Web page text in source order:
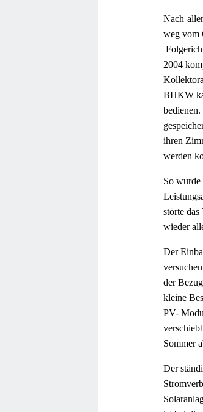
Nach
weg vom
2004
BHKW
ihren
werden
So
störte
wieder
Der
der
kleine
PV-
Sommer
Der